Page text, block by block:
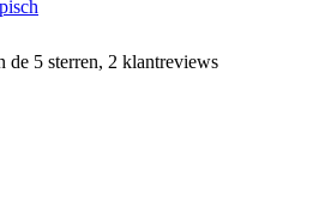
de 5 sterren, 2 klantreviews